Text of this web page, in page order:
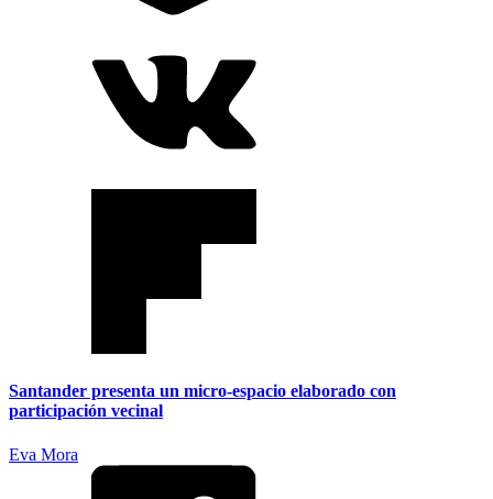
Santander presenta un micro-espacio elaborado con
participación vecinal
Eva Mora